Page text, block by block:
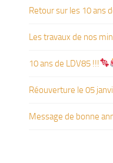
Retour sur les 10 ans
Les travaux de nos
10 ans de LDV85 !!!
Réouverture le 05
Message de bonne